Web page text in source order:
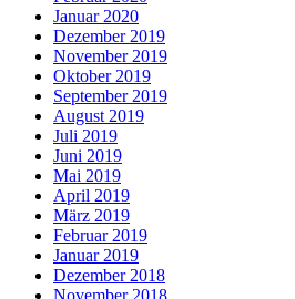
Januar 2020
Dezember 2019
November 2019
Oktober 2019
September 2019
August 2019
Juli 2019
Juni 2019
Mai 2019
April 2019
März 2019
Februar 2019
Januar 2019
Dezember 2018
November 2018